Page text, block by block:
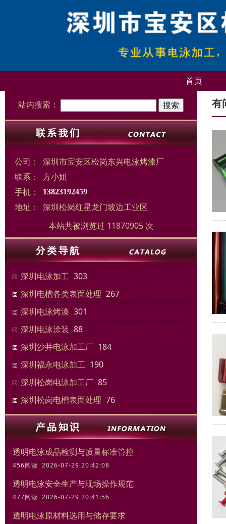
首页
站内搜索：
公司：
深圳市宝安区松岗东兴电泳烤漆厂
联系：
方小姐
手机：
13823192459
地址：
深圳松岗红星龙门坡边工业区
本站共被浏览过 11870905 次
深圳电泳加工 303
深圳电槽各类表面处理 267
深圳电泳烤漆 301
深圳电泳涂装 88
深圳沙井电泳加工厂 184
深圳福永电泳加工 190
深圳松岗电泳加工厂 85
深圳松岗电槽表面处理 76
透明电泳成品检测与质量标准管控
456阅读 2026-07-29 20:42:08
透明电泳安全生产与现场操作规范
477阅读 2026-07-29 20:41:56
透明电泳原材料选用与储存要求
有